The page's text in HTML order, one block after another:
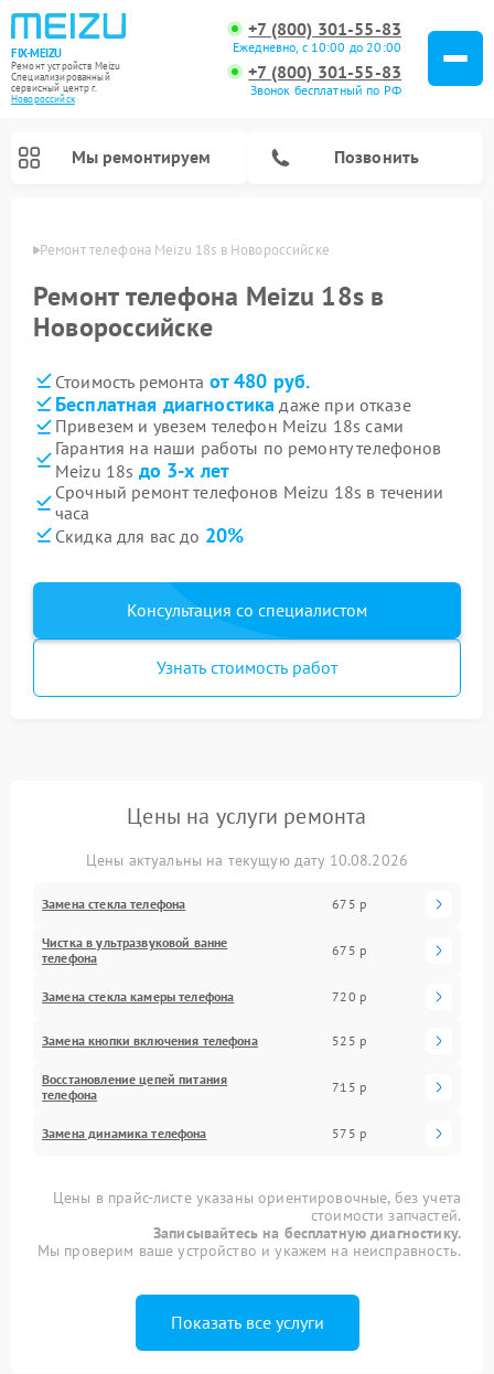
FIX-MEIZU
Ремонт устройств Meizu
Специализированный
cервисный центр г.
Новороссийск
+7 (800) 301-55-83
Ежедневно, с 10:00 до 20:00
+7 (800) 301-55-83
Звонок бесплатный по РФ
Мы ремонтируем Позвонить
Ремонт телефона Meizu 18s в Новороссийске
Ремонт телефона Meizu 18s в
Новороссийске
Стоимость ремонта от 480 руб.
Бесплатная диагностика даже при отказе
Привезем и увезем телефон Meizu 18s сами
Гарантия на наши работы по ремонту телефонов
Meizu 18s до 3-х лет
Срочный ремонт телефонов Meizu 18s в течении
часа
Скидка для вас до 20%
Консультация со специалистом
Узнать стоимость работ
Цены на услуги ремонта
Цены актуальны на текущую дату 10.08.2026
Замена стекла телефона 675 р
Чистка в ультразвуковой ванне
телефона
675 р
Замена стекла камеры телефона 720 р
Замена кнопки включения телефона 525 р
Восстановление цепей питания
телефона
715 р
Замена динамика телефона 575 р
Цены в прайс-листе указаны ориентировочные, без учета
стоимости запчастей.
Записывайтесь на бесплатную диагностику.
Мы проверим ваше устройство и укажем на неисправность.
Показать все услуги